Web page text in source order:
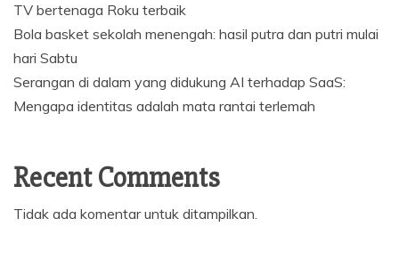
TV bertenaga Roku terbaik
Bola basket sekolah menengah: hasil putra dan putri mulai
hari Sabtu
Serangan di dalam yang didukung AI terhadap SaaS:
Mengapa identitas adalah mata rantai terlemah
Recent Comments
Tidak ada komentar untuk ditampilkan.